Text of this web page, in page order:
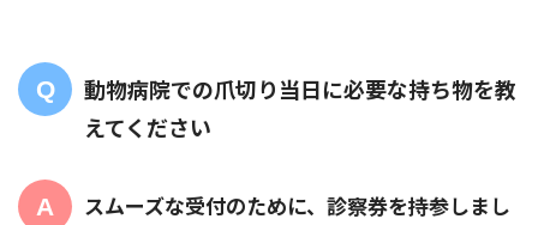
動物病院での爪切り当日に必要な持ち物を教
えてください
スムーズな受付のために、診察券を持参しまし